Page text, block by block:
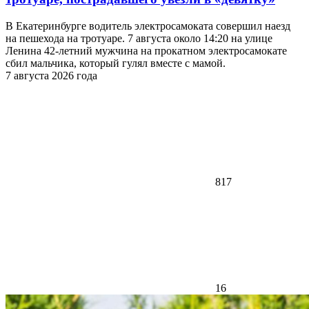
В Екатеринбурге водитель электросамоката совершил наезд
на пешехода на тротуаре. 7 августа около 14:20 на улице
Ленина 42-летний мужчина на прокатном электросамокате
сбил мальчика, который гулял вместе с мамой.
7 августа 2026 года
817
16